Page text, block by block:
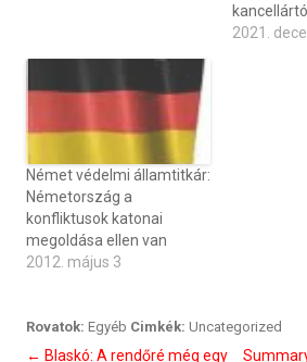
2021.
Német védelmi államtitkár:
Németország a
konfliktusok katonai
megoldása ellen van
2012. május 3
Rovatok: Egyéb Cimkék: Uncategorized
Bejegyzés
← Blaskó: A rendőré még egy